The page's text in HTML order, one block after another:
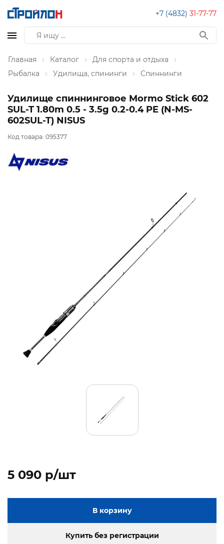
+7 (4832) 31-77-77
Главная Каталог
Для спорта и отдыха
Рыбалка
Удилища, спининги Спиннинги
Удилище спиннинговое Mormo Stick 602
SUL-T 1.80m 0.5 - 3.5g 0.2-0.4 PE (N-MS-
602SUL-T) NISUS
Код товара: 095377
5 090 p/шт
В корзину
Купить без регистрации